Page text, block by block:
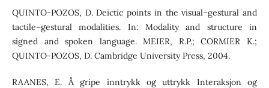
QUINTO-POZOS, D. Deictic points in the visual–gestural and
tactile–gestural modalities. In: Modality and structure in
signed and spoken language. MEIER, R.P.; CORMIER K.;
QUINTO-POZOS, D. Cambridge University Press, 2004.
RAANES, E. Å gripe inntrykk og uttrykk Interaksjon og